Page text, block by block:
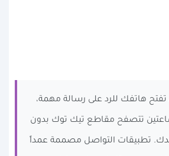
هاتفك للرد على رسالة مهمة،
تتصفح مقاطع تيك توك بدون
تطبيقات التواصل مصممة عمداً